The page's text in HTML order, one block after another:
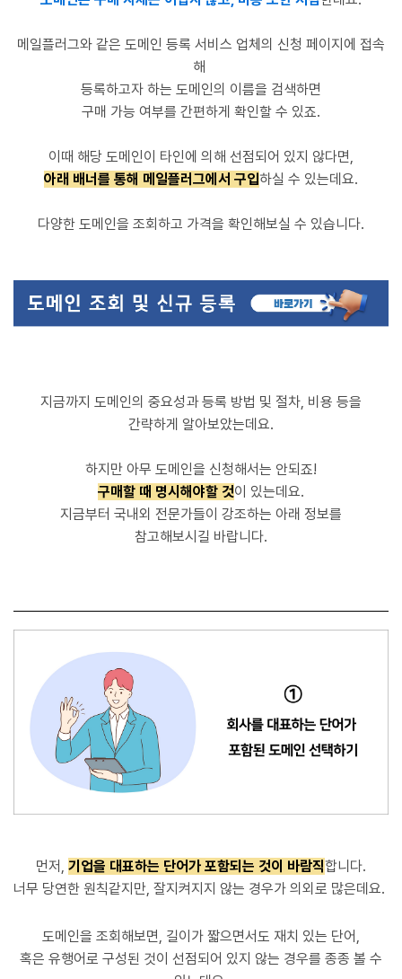
메일플러그와 같은 도메인 등록 서비스 업체의 신청 페이지 에 접속
해
등록하고자 하는 도메인의 이름을 검색하면
구매 가능 여부를 간편하게 확인할 수 있죠.
이때 해당 도메인이 타인에 의해 선점되어 있지 않다면,
아래 배너를 통해 메일플러그에서 구입하실 수 있는데요.
다양한 도메인을 조회하고 가격을 확인해보실 수 있습니다.
지금까지 도메인의 중요성과 등록 방법 및 절차, 비용 등을
간략하게 알아보았는데요.
하지만 아무 도메인을 신청해서는 안되죠!
구매할 때 명시해야할 것이 있는데요.
지금부터 국내외 전문가들이 강조하는 아래 정보를
참고해보시길 바랍니다.
먼저, 기 업을 대표하는 단어가 포함되는 것이 바람직합니다.
너무 당연한 원칙같지만, 잘지켜지지 않는 경우가 의외로 많은데요.
도메인을 조회해보면, 길이가 짧으면서도 재치 있는 단어 ,
혹은 유행어로 구성된 것이 선점되어 있지 않는 경우를 종종 볼 수